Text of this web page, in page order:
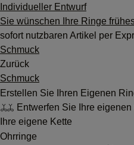
Individueller Entwurf
Sie wünschen Ihre Ringe
sofort nutzbaren Artikel per
Schmuck
Zurück
Schmuck
Erstellen Sie Ihren Eigenen
Entwerfen Sie Ihre eigenen
Ihre eigene Kette
Ohrringe